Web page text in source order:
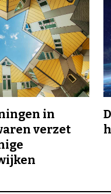
in
verzet